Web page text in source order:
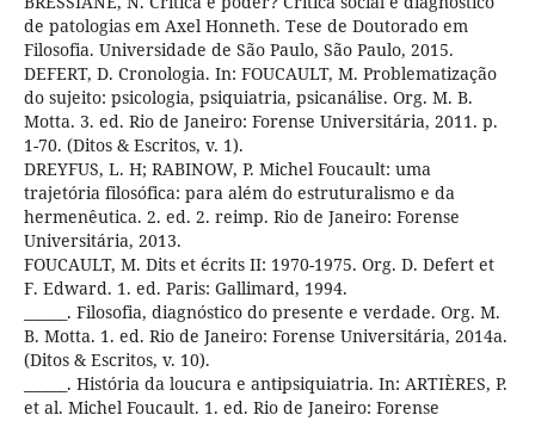
de patologias em Axel Honneth. Tese de Doutorado em
Filosofia. Universidade de São Paulo, São Paulo, 2015.
DEFERT, D. Cronologia. In: FOUCAULT, M. Problematização
do sujeito: psicologia, psiquiatria, psicanálise. Org. M. B.
Motta. 3. ed. Rio de Janeiro: Forense Universitária, 2011. p.
1-70. (Ditos & Escritos, v. 1).
DREYFUS, L. H; RABINOW, P. Michel Foucault: uma
trajetória filosófica: para além do estruturalismo e da
hermenêutica. 2. ed. 2. reimp. Rio de Janeiro: Forense
Universitária, 2013.
FOUCAULT, M. Dits et écrits II: 1970-1975. Org. D. Defert et
F. Edward. 1. ed. Paris: Gallimard, 1994.
______. Filosofia, diagnóstico do presente e verdade. Org. M.
B. Motta. 1. ed. Rio de Janeiro: Forense Universitária, 2014a.
(Ditos & Escritos, v. 10).
______. História da loucura e antipsiquiatria. In: ARTIÈRES, P.
et al. Michel Foucault. 1. ed. Rio de Janeiro: Forense